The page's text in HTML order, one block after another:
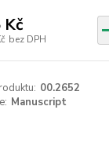
Kč
bez DPH
00.2652
Manuscript